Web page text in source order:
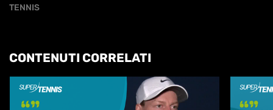
TENNIS
CONTENUTI CORRELATI